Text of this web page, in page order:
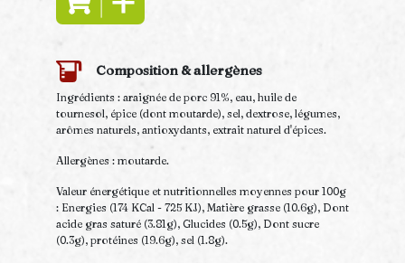
Composition & allergènes
Ingrédients : araignée de porc 91%, eau, huile de
tournesol, épice (dont moutarde), sel, dextrose, légumes,
arômes naturels, antioxydants, extrait naturel d'épices.
Allergènes : moutarde.
Valeur énergétique et nutritionnelles moyennes pour 100g
: Energies (174 KCal - 725 KJ), Matière grasse (10.6g), Dont
acide gras saturé (3.81g), Glucides (0.5g), Dont sucre
(0.3g), protéines (19.6g), sel (1.8g).